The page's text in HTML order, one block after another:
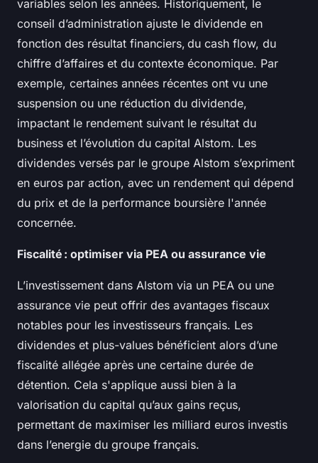
variables selon les années. Historiquement, le
conseil d’administration ajuste le dividende en
fonction des résultat financiers, du cash flow, du
chiffre d’affaires et du contexte économique. Par
exemple, certaines années récentes ont vu une
suspension ou une réduction du dividende,
impactant le rendement suivant le résultat du
business et l’évolution du capital Alstom. Les
dividendes versés par le groupe Alstom s’expriment
en euros par action, avec un rendement qui dépend
du prix et de la performance boursière l'année
concernée.
Fiscalité : optimiser via PEA ou assurance vie
L’investissement dans Alstom via un PEA ou une
assurance vie peut offrir des avantages fiscaux
notables pour les investisseurs français. Les
dividendes et plus-values bénéficient alors d’une
fiscalité allégée après une certaine durée de
détention. Cela s'applique aussi bien à la
valorisation du capital qu’aux gains reçus,
permettant de maximiser les milliard euros investis
dans l’energie du groupe français.